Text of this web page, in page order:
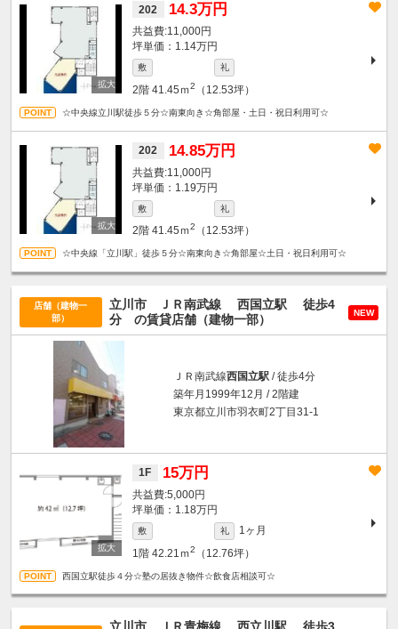
202 14.3万円
11,000円
坪単価：1.14万円
敷 礼
2階 41.45ｍ2 （12.53坪）
☆中央線立川駅徒歩５分☆南東向き☆角部屋・土日・祝日利用可☆
202 14.85万円
11,000円
坪単価：1.19万円
敷 礼
2階 41.45ｍ2 （12.53坪）
☆中央線「立川駅」徒歩５分☆南東向き☆角部屋☆土日・祝日利用可☆
店舗（建物一
部）
立川市 ＪＲ南武線 西国立駅
徒歩4
分 の賃貸店舗（建物一部） NEW
ＪＲ南武線西国立駅 / 徒歩4分
築年月1999年12月 / 2階建
東京都立川市羽衣町2丁目31-1
1F 15万円
5,000円
坪単価：1.18万円
敷 礼
1ヶ月
1階 42.21ｍ2 （12.76坪）
西国立駅徒歩４分☆塾の居抜き物件☆飲食店相談可☆